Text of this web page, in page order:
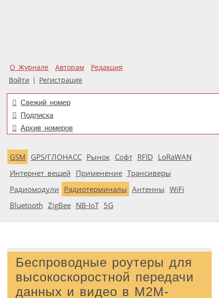
О Журнале Авторам
Редакция
Войти | Регистрация
Свежий номер
Подписка
Архив номеров
GSM GPS/ГЛОНАСС Рынок Софт RFID LoRaWAN
Интернет вещей Применение Трансиверы
Радиомодули Радиотерминалы Антенны WiFi
Bluetooth ZigBee NB-IoT 5G
Беспроводные роутеры для
высокоскоростной передачи
данных и видео в М2М-